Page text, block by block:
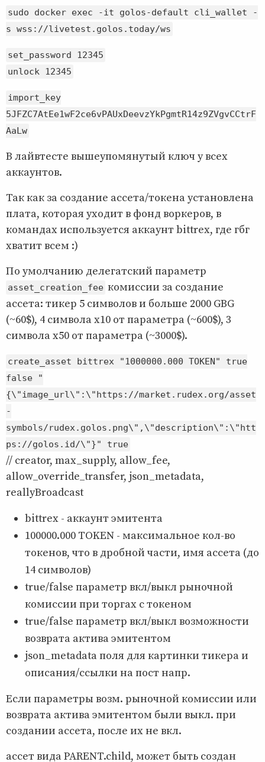
sudo docker exec -it golos-default cli_wallet -
s wss://livetest.golos.today/ws
set_password 12345
unlock 12345
import_key
5JFZC7AtEe1wF2ce6vPAUxDeevzYkPgmtR14z9ZVgvCCtrF
AaLw
В лайвтесте вышеупомянутый ключ у всех
аккаунтов.
Так как за создание ассета/токена установлена
плата, которая уходит в фонд воркеров, в
командах используется аккаунт bittrex, где гбг
хватит всем :)
По умолчанию делегатский параметр
asset_creation_fee комиссии за создание
ассета: тикер 5 символов и больше 2000 GBG
(~60$), 4 символа x10 от параметра (~600$), 3
символа x50 от параметра (~3000$).
create_asset bittrex "1000000.000 TOKEN" true
false "
{\"image_url\":\"https://market.rudex.org/asset
-
symbols/rudex.golos.png\",\"description\":\"htt
ps://golos.id/\"}" true
// creator, max_supply, allow_fee,
allow_override_transfer, json_metadata,
reallyBroadcast
bittrex - аккаунт эмитента
100000.000 TOKEN - максимальное кол-во
токенов, что в дробной части, имя ассета (до
14 символов)
true/false параметр вкл/выкл рыночной
комиссии при торгах с токеном
true/false параметр вкл/выкл возможности
возврата актива эмитентом
json_metadata поля для картинки тикера и
описания/ссылки на пост напр.
Если параметры возм. рыночной комиссии или
возврата актива эмитентом были выкл. при
создании ассета, после их не вкл.
ассет вида PARENT.child, может быть создан